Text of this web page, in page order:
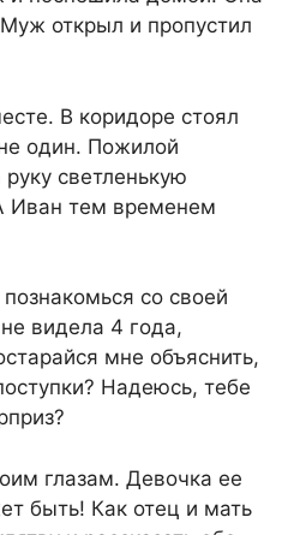
открыл и пропустил
В коридоре стоял
один. Пожилой
светленькую
Иван тем временем
со своей
видела 4 года,
мне объяснить,
Надеюсь, тебе
глазам. Девочка ее
быть! Как отец и мать